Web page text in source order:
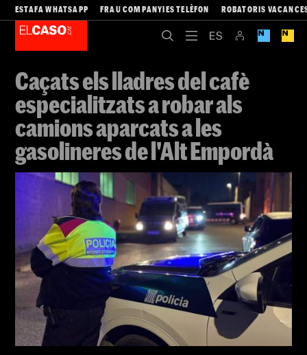
ESTAFA WHATSAPP FRAU COMPANYIES TELÈFON ROBATORIS
Caçats els lladres del cafè
especialitzats a robar als
camions aparcats a les
gasolineres de l'Alt Empordà